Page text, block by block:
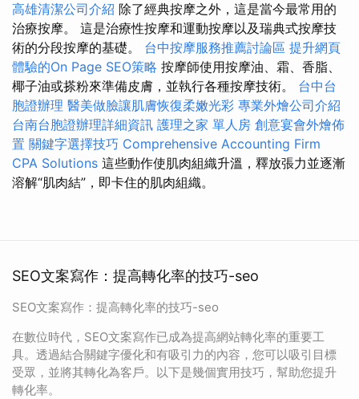
高雄清潔公司介紹 除了經典按摩之外，這是當今最常用的
治療按摩。 這是治療性按摩和運動按摩以及瑞典式按摩技
術的分段按摩的基礎。 台中按摩服務推薦討論區 提升網頁
體驗的On Page SEO策略 按摩師使用按摩油、霜、香脂、
椰子油或搽粉來準備皮膚，並執行各種按摩技術。 台中台
胞證辦理 醫美做臉讓肌膚恢復柔嫩光彩 專業外燴公司介紹
台南台胞證辦理詳細資訊 護理之家 單人房 創意宴會外燴佈
置 關鍵字選擇技巧 Comprehensive Accounting Firm
CPA Solutions 這些動作使肌肉組織升溫，釋放張力並逐漸
溶解“肌肉結”，即卡住的肌肉組織。
SEO文案寫作：提高轉化率的技巧-seo
SEO文案寫作：提高轉化率的技巧-seo
在數位時代，SEO文案寫作已成為提高網站轉化率的重要工
具。透過結合關鍵字優化和有吸引力的內容，您可以吸引目標
受眾，並將其轉化為客戶。以下是幾個實用技巧，幫助您提升
轉化率。